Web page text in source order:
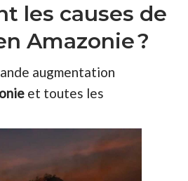
les causes de
Amazonie ?
augmentation
et toutes les